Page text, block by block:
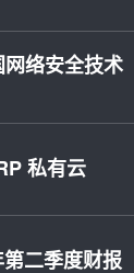
络安全技术
私有云
二季度财报